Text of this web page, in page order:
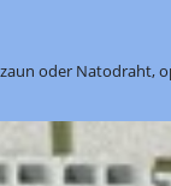
oder Natodraht,